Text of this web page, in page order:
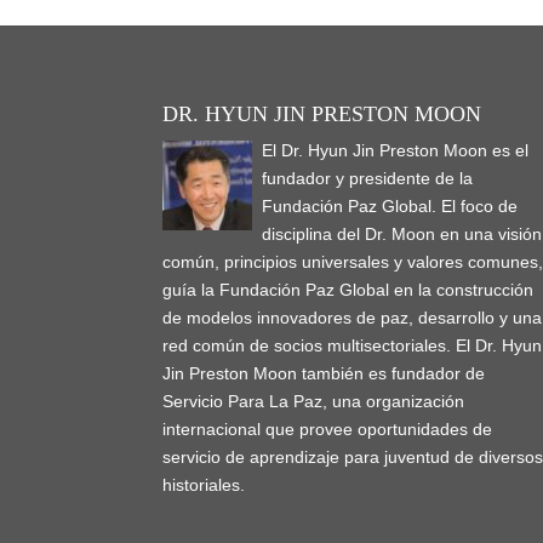
DR. HYUN JIN PRESTON MOON
El Dr. Hyun Jin Preston Moon es el
fundador y presidente de la
Fundación Paz Global. El foco de
disciplina del Dr. Moon en una visión
común, principios universales y valores comunes,
guía la Fundación Paz Global en la construcción
de modelos innovadores de paz, desarrollo y una
red común de socios multisectoriales. El Dr. Hyun
Jin Preston Moon también es fundador de
Servicio Para La Paz, una organización
internacional que provee oportunidades de
servicio de aprendizaje para juventud de diversos
historiales.